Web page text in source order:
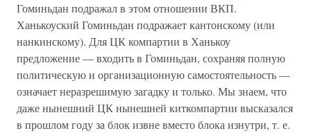
Гоминьдан подражал в этом отношении ВКП.
Ханькоуский Гоминьдан подражает кантонскому (или
нанкинскому). Для ЦК компартии в Ханькоу
предложение — входить в Гоминьдан, сохраняя полную
политическую и организационную самостоятельность —
означает неразрешимую загадку и только. Мы знаем, что
даже нынешний ЦК нынешней киткомпартии высказался
в прошлом году за блок извне вместо блока изнутри, т. е.